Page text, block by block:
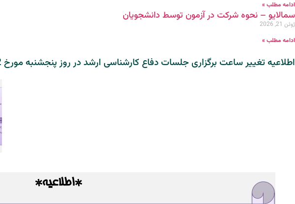
ادامه مطلب »
سمالایو – نحوه شرکت در آزمون توسط دانشجویان
ژوئن 21, 2026
ادامه مطلب »
اطلاعیه تغییر ساعت برگزاری جلسات دفاع کارشناسی ارشد در روز پنجشنبه مورخ 12 بهمن 1402